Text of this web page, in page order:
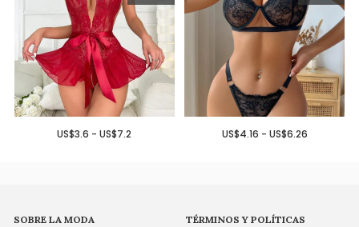
US$3.6 - US$7.2 US$4.16 - US$6.26
SOBRE LA MODA TÉRMINOS Y POLÍTICAS